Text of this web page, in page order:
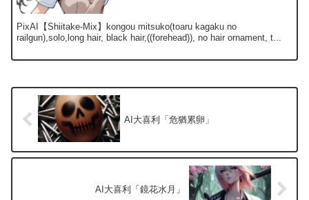
PixAI【Shiitake-Mix】kongou mitsuko(toaru kagaku no
railgun),solo,long hair, black hair,((forehead)), no hair ornament, t...
AI大喜利「危猶累卵」
AI大喜利「鏡花水月」